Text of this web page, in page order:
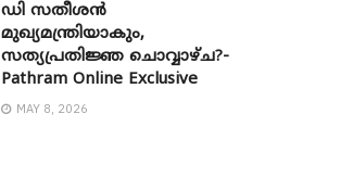
ഡി സതീശൻ
മുഖ്യമന്ത്രിയാകും,
സത്യപ്രതിജ്ഞ ചൊവ്വാഴ്ച?-
Pathram Online Exclusive
MAY 8, 2026